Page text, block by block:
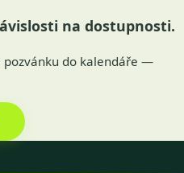
na dostupnosti.
pozvánku do kalendáře —